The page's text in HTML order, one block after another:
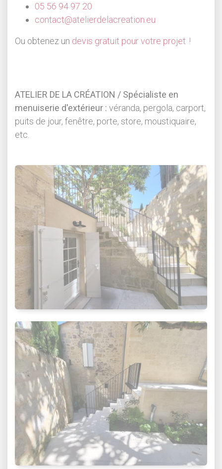
05 56 94 97 20
contact@atelierdelacreation.eu
Ou obtenez un devis gratuit pour votre projet !
ATELIER DE LA CRÉATION / Spécialiste en
menuiserie d'extérieur : véranda, pergola, carport,
puits de jour, fenêtre, porte, store, moustiquaire,
etc.